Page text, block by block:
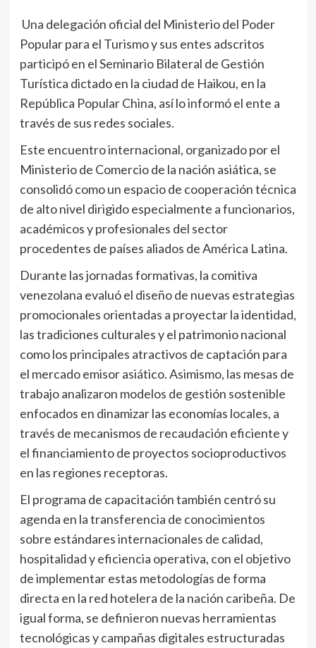
Una delegación oficial del Ministerio del Poder
Popular para el Turismo y sus entes adscritos
participó en el Seminario Bilateral de Gestión
Turística dictado en la ciudad de Haikou, en la
República Popular China, así lo informó el ente a
través de sus redes sociales.
Este encuentro internacional, organizado por el
Ministerio de Comercio de la nación asiática, se
consolidó como un espacio de cooperación técnica
de alto nivel dirigido especialmente a funcionarios,
académicos y profesionales del sector
procedentes de países aliados de América Latina.
​Durante las jornadas formativas, la comitiva
venezolana evaluó el diseño de nuevas estrategias
promocionales orientadas a proyectar la identidad,
las tradiciones culturales y el patrimonio nacional
como los principales atractivos de captación para
el mercado emisor asiático. Asimismo, las mesas de
trabajo analizaron modelos de gestión sostenible
enfocados en dinamizar las economías locales, a
través de mecanismos de recaudación eficiente y
el financiamiento de proyectos socioproductivos
en las regiones receptoras.
​El programa de capacitación también centró su
agenda en la transferencia de conocimientos
sobre estándares internacionales de calidad,
hospitalidad y eficiencia operativa, con el objetivo
de implementar estas metodologías de forma
directa en la red hotelera de la nación caribeña. De
igual forma, se definieron nuevas herramientas
tecnológicas y campañas digitales estructuradas